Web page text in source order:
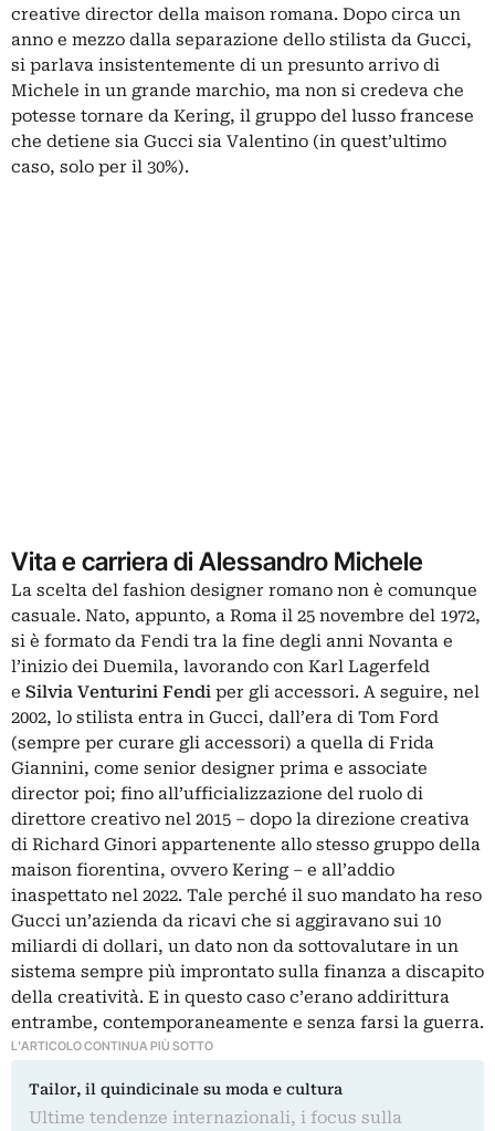
creative director della maison romana. Dopo circa un
anno e mezzo dalla separazione dello stilista da Gucci,
si parlava insistentemente di un presunto arrivo di
Michele in un grande marchio, ma non si credeva che
potesse tornare da Kering, il gruppo del lusso francese
che detiene sia Gucci sia Valentino (in quest’ultimo
caso, solo per il 30%).
Vita e carriera di Alessandro Michele
La scelta del fashion designer romano non è comunque
casuale. Nato, appunto, a Roma il 25 novembre del 1972,
si è formato da Fendi tra la fine degli anni Novanta e
l’inizio dei Duemila, lavorando con Karl Lagerfeld
e Silvia Venturini Fendi per gli accessori. A seguire, nel
2002, lo stilista entra in Gucci, dall’era di Tom Ford
(sempre per curare gli accessori) a quella di Frida
Giannini, come senior designer prima e associate
director poi; fino all’ufficializzazione del ruolo di
direttore creativo nel 2015 – dopo la direzione creativa
di Richard Ginori appartenente allo stesso gruppo della
maison fiorentina, ovvero Kering – e all’addio
inaspettato nel 2022. Tale perché il suo mandato ha reso
Gucci un’azienda da ricavi che si aggiravano sui 10
miliardi di dollari, un dato non da sottovalutare in un
sistema sempre più improntato sulla finanza a discapito
della creatività. E in questo caso c’erano addirittura
entrambe, contemporaneamente e senza farsi la guerra.
L'ARTICOLO CONTINUA PIÙ SOTTO
Tailor, il quindicinale su moda e cultura
Ultime tendenze internazionali, i focus sulla